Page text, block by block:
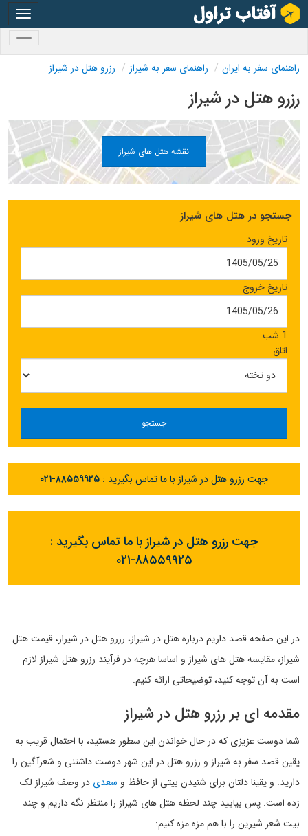
راهنمای سفر به ایران راهنمای سفر به شیراز رزرو هتل در شیراز
رزرو هتل در شیراز
نقشه هتل های شیراز
جستجو در هتل های شیراز
تاریخ ورود
تاریخ خروج
1 شب
اتاق
جستجو
جهت رزرو هتل در شیراز با ما تماس بگیرید : ۰۲۱-۸۸۵۵۹۹۲۵
جهت رزرو هتل در شیراز با ما تماس بگیرید :
۰۲۱-۸۸۵۵۹۹۲۵
در این صفحه قصد داریم درباره هتل در شیراز، رزرو هتل در شیراز، قیمت هتل
شیراز، مقایسه هتل های شیراز و اساسا هرچه در فرآیند رزرو هتل شیراز لازم
است به آن توجه کنید، توضیحاتی ارائه کنیم.
مقدمه ای بر رزرو هتل در شیراز
شما دوست عزیزی که در حال خواندن این سطور هستید، با احتمال قریب به
یقین قصد سفر به شیراز و رزرو هتل در این شهر دوست داشتنی و شعرآگین را
دارید. و یقینا دلتان برای شنیدن بیتی از حافظ و سعدی در وصف شیراز لک
زده است. پس بیایید چند لحظه هتل های شیراز را منتظر نگه داریم و چند
بیت شعر شیرین را با هم مزه مزه کنیم: